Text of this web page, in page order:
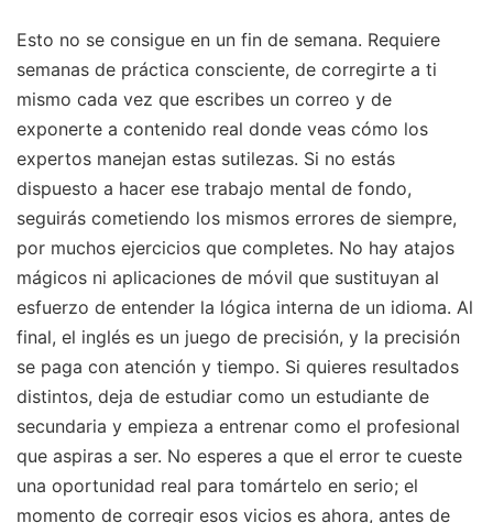
Esto no se consigue en un fin de semana. Requiere
semanas de práctica consciente, de corregirte a ti
mismo cada vez que escribes un correo y de
exponerte a contenido real donde veas cómo los
expertos manejan estas sutilezas. Si no estás
dispuesto a hacer ese trabajo mental de fondo,
seguirás cometiendo los mismos errores de siempre,
por muchos ejercicios que completes. No hay atajos
mágicos ni aplicaciones de móvil que sustituyan al
esfuerzo de entender la lógica interna de un idioma. Al
final, el inglés es un juego de precisión, y la precisión
se paga con atención y tiempo. Si quieres resultados
distintos, deja de estudiar como un estudiante de
secundaria y empieza a entrenar como el profesional
que aspiras a ser. No esperes a que el error te cueste
una oportunidad real para tomártelo en serio; el
momento de corregir esos vicios es ahora, antes de